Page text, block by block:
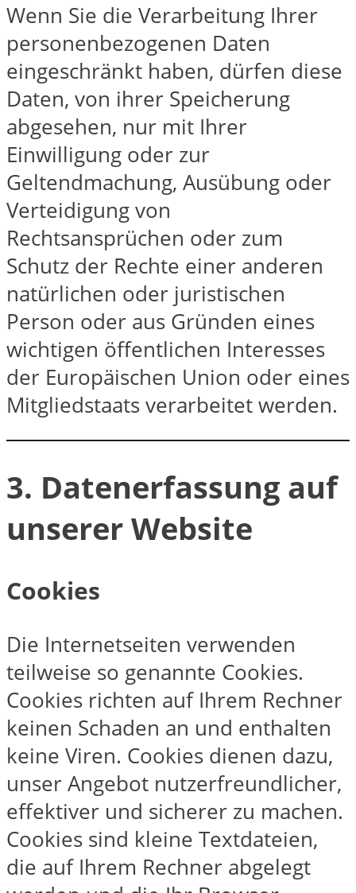
Wenn Sie die Verarbeitung Ihrer
personenbezogenen Daten
eingeschränkt haben, dürfen diese
Daten, von ihrer Speicherung
abgesehen, nur mit Ihrer
Einwilligung oder zur
Geltendmachung, Ausübung oder
Verteidigung von
Rechtsansprüchen oder zum
Schutz der Rechte einer anderen
natürlichen oder juristischen
Person oder aus Gründen eines
wichtigen öffentlichen Interesses
der Europäischen Union oder eines
Mitgliedstaats verarbeitet werden.
3. Datenerfassung auf
unserer Website
Cookies
Die Internetseiten verwenden
teilweise so genannte Cookies.
Cookies richten auf Ihrem Rechner
keinen Schaden an und enthalten
keine Viren. Cookies dienen dazu,
unser Angebot nutzerfreundlicher,
effektiver und sicherer zu machen.
Cookies sind kleine Textdateien,
die auf Ihrem Rechner abgelegt